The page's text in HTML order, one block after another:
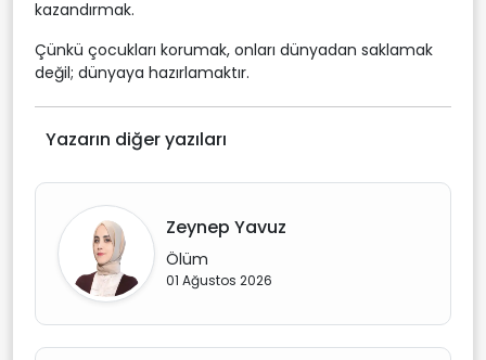
kazandırmak.
Çünkü çocukları korumak, onları dünyadan saklamak
değil; dünyaya hazırlamaktır.
Yazarın diğer yazıları
Zeynep Yavuz
Ölüm
01 Ağustos 2026